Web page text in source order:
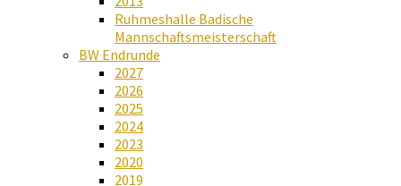
Ruhmeshalle Badische
Mannschaftsmeisterschaft
BW Endrunde
2027
2026
2025
2024
2023
2020
2019